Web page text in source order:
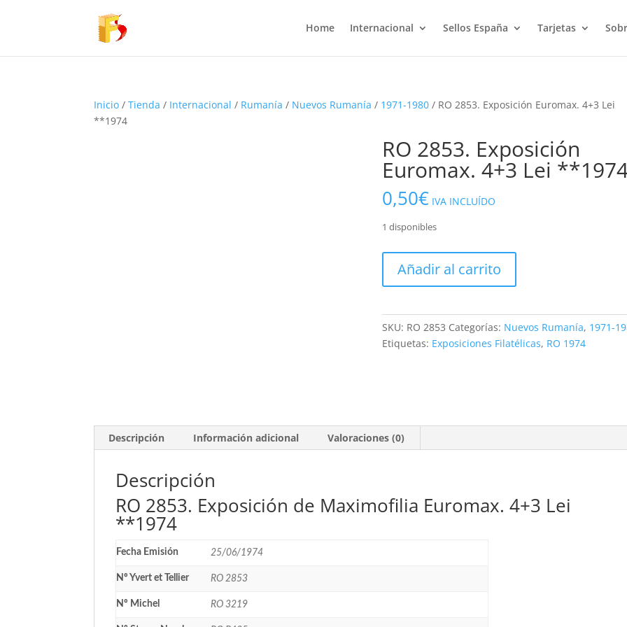
Home Internacional Sellos España Tarjetas
Inicio /Tienda / Internacional / Rumanía / Nuevos Rumanía / 1971-1980 / RO 2853. Exposición Euromax. 4+3 Lei
**1974
RO 2853. Exposición
Euromax. 4+3 Lei
0,50€ IVA INCLUÍDO
1 disponibles
2853.
Exposición
4+3
Lei
Añadir al carrito
SKU: RO 2853 Categorías: Nuevos Rumanía, 1971-
Etiquetas: Exposiciones Filatélicas, RO 1974
Descripción Información adicional Valoraciones (0)
Descripción
RO 2853. Exposición de Maximofilia Euromax. 4+3 Lei
**1974
Fecha Emisión 25/06/1974
Nº Yvert et Tellier RO 2853
Nº Michel RO 3219